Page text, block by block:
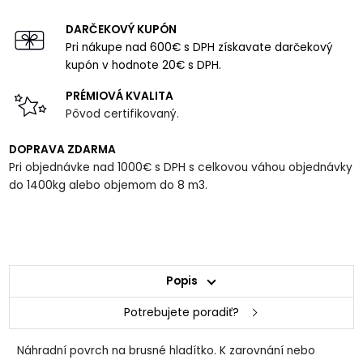
DARČEKOVÝ KUPÓN
Pri nákupe nad 600€ s DPH získavate darčekový
kupón v hodnote 20€ s DPH.
PRÉMIOVÁ KVALITA
Pôvod certifikovaný.
DOPRAVA ZDARMA
Pri objednávke nad 1000€ s DPH s celkovou váhou objednávky
do 1400kg alebo objemom do 8 m3.
Popis
Potrebujete poradiť?
Náhradní povrch na brusné hladítko. K zarovnání nebo